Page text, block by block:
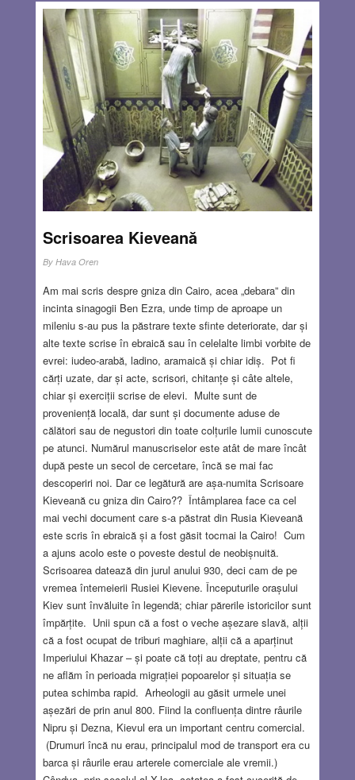
Scrisoarea Kieveană
By Hava Oren
Am mai scris despre gniza din Cairo, acea „debara” din
incinta sinagogii Ben Ezra, unde timp de aproape un
mileniu s-au pus la păstrare texte sfinte deteriorate, dar și
alte texte scrise în ebraică sau în celelalte limbi vorbite de
evrei: iudeo-arabă, ladino, aramaică și chiar idiș. Pot fi
cărți uzate, dar și acte, scrisori, chitanțe și câte altele,
chiar și exerciții scrise de elevi. Multe sunt de
proveniență locală, dar sunt și documente aduse de
călători sau de negustori din toate colțurile lumii cunoscute
pe atunci. Numărul manuscriselor este atât de mare încât
după peste un secol de cercetare, încă se mai fac
descoperiri noi. Dar ce legătură are așa-numita Scrisoare
Kieveană cu gniza din Cairo?? Întâmplarea face ca cel
mai vechi document care s-a păstrat din Rusia Kieveană
este scris în ebraică și a fost găsit tocmai la Cairo! Cum
a ajuns acolo este o poveste destul de neobișnuită.
Scrisoarea datează din jurul anului 930, deci cam de pe
vremea întemeierii Rusiei Kievene. Începuturile orașului
Kiev sunt învăluite în legendă; chiar părerile istoricilor sunt
împărțite. Unii spun că a fost o veche așezare slavă, alții
că a fost ocupat de triburi maghiare, alții că a aparținut
Imperiului Khazar – și poate că toți au dreptate, pentru că
ne aflăm în perioada migrației popoarelor și situația se
putea schimba rapid. Arheologii au găsit urmele unei
așezări de prin anul 800. Fiind la confluența dintre râurile
Nipru și Dezna, Kievul era un important centru comercial.
(Drumuri încă nu erau, principalul mod de transport era cu
barca și râurile erau arterele comerciale ale vremii.)